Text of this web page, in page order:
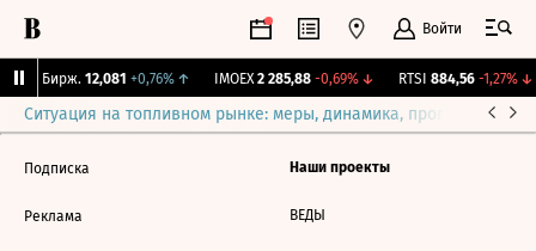
Войти
CNY Бирж. 12,081 +0,76%↑ IMOEX 2 285,88 -0,69%↓ RTSI 884,56 -1,27%↓
Ситуация на топливном рынке: меры, динамика, прогнозы
Подписка
Реклама
Наши проекты
ВЕДЫ